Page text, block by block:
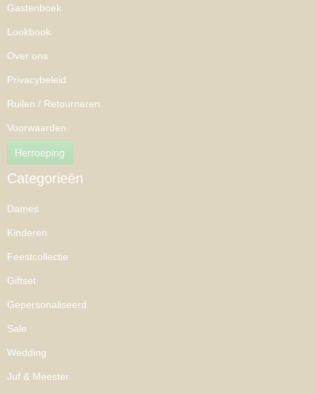
Gastenboek
Lookbook
Over ons
Privacybeleid
Ruilen / Retourneren
Voorwaarden
Herroeping
Categorieën
Dames
Kinderen
Feestcollectie
Giftset
Gepersonaliseerd
Sale
Wedding
Juf & Meester